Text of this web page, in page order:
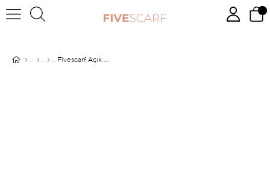
Fivescarf Açık Gri Medine İpeği Eşarp